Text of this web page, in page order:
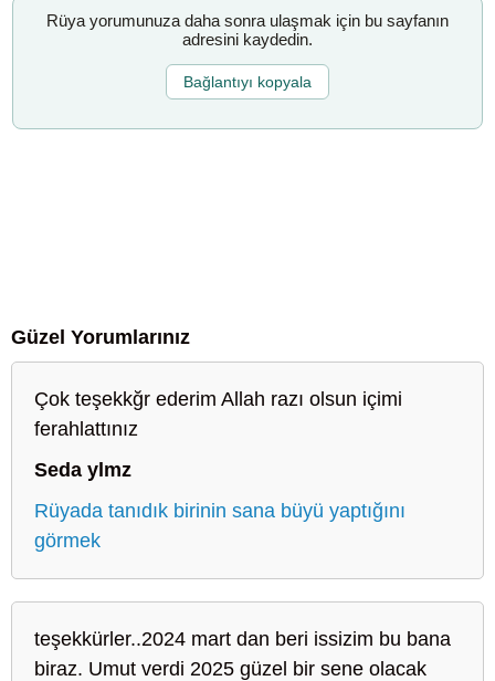
Rüya yorumunuza daha sonra ulaşmak için bu sayfanın
adresini kaydedin.
Bağlantıyı kopyala
Güzel Yorumlarınız
Çok teşekkğr ederim Allah razı olsun içimi
ferahlattınız
Seda ylmz
Rüyada tanıdık birinin sana büyü yaptığını
görmek
teşekkürler..2024 mart dan beri issizim bu bana
biraz. Umut verdi 2025 güzel bir sene olacak